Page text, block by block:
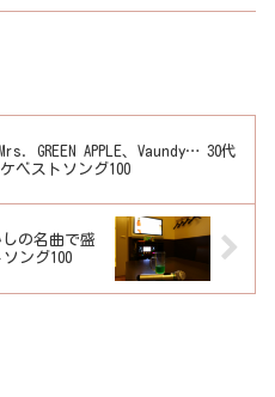
GREEN APPLE、Vaundy… 30代
ベストソング100
しの名曲で盛
ング100